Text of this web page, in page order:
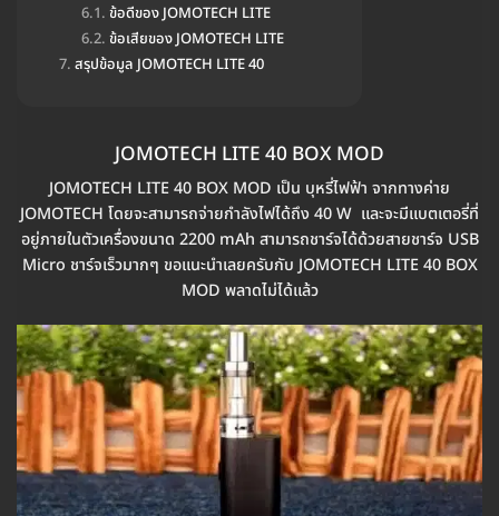
ข้อดีของ JOMOTECH LITE
ข้อเสียของ JOMOTECH LITE
สรุปข้อมูล JOMOTECH LITE 40
JOMOTECH LITE 40 BOX MOD
JOMOTECH LITE 40 BOX MOD เป็น บุหรี่ไฟฟ้า จากทางค่าย
JOMOTECH โดยจะสามารถจ่ายกำลังไฟได้ถึง 40 W และจะมีแบตเตอรี่ที่
อยู่ภายในตัวเครื่องขนาด 2200 mAh สามารถชาร์จได้ด้วยสายชาร์จ USB
Micro ชาร์จเร็วมากๆ ขอแนะนำเลยครับกับ JOMOTECH LITE 40 BOX
MOD พลาดไม่ได้แล้ว